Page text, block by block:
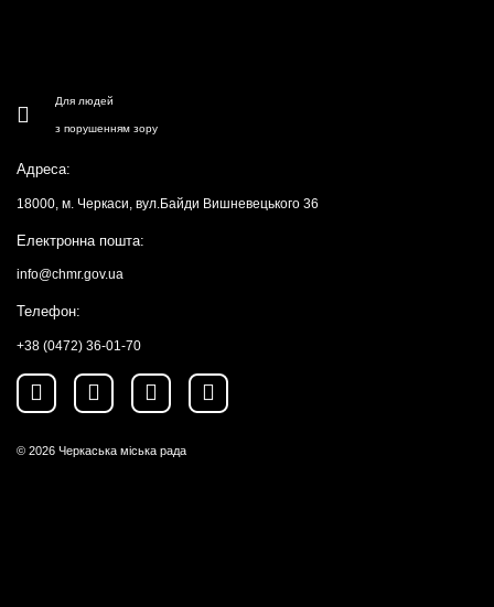
Для людей
з порушенням зору
Адреса:
18000, м. Черкаси, вул.Байди Вишневецького 36
Електронна пошта:
info@chmr.gov.ua
Телефон:
+38 (0472) 36-01-70
© 2026 Черкаська міська рада